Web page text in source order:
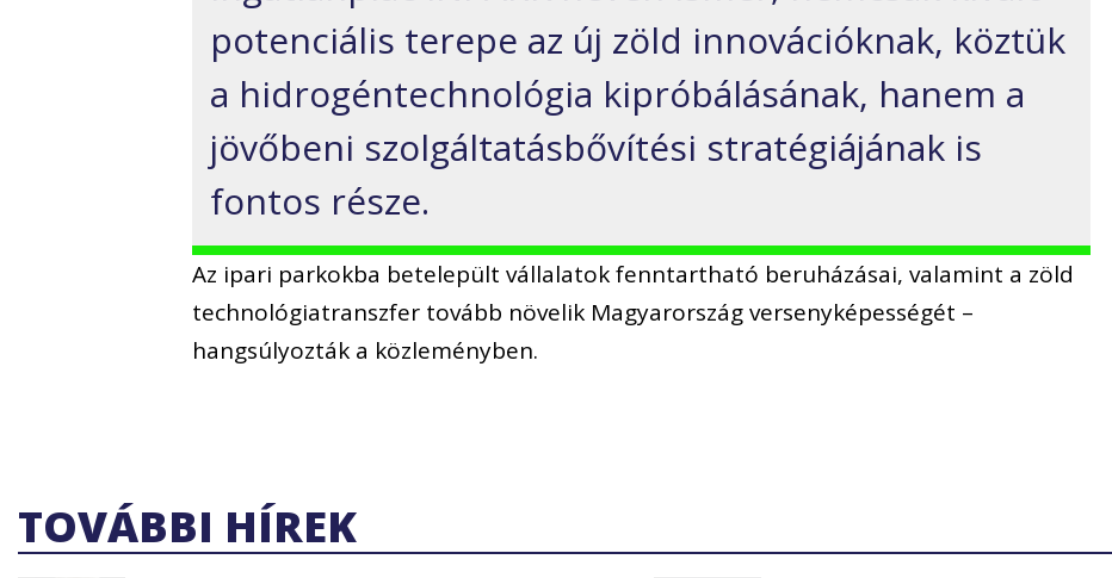
potenciális terepe az új zöld innovációknak, köztük
a hidrogéntechnológia kipróbálásának, hanem a
jövőbeni szolgáltatásbővítési stratégiájának is
fontos része.
Az ipari parkokba betelepült vállalatok fenntartható beruházásai, valamint a zöld
technológiatranszfer tovább növelik Magyarország versenyképességét –
hangsúlyozták a közleményben.
TOVÁBBI HÍREK